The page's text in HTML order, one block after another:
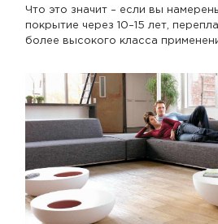
Что это значит – если вы
покрытие через 10–15 лет,
более высокого класса